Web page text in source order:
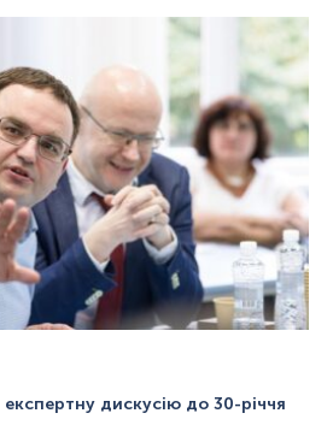
дискусію до 30-річчя